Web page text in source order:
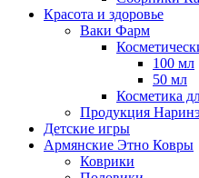
Красота и здоровье
Ваки Фарм
100 мл
50 мл
Косметика
Продукция
Детские игры
Армянские Этно Ковры
Коврики